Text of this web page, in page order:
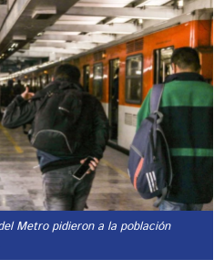
Metro pidieron a la población